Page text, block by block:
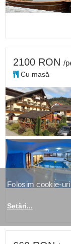
2100 RON /
Cu masă
Folosim cookie-
Setări...